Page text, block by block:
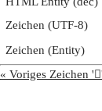
Zeichen (UTF-8)
Zeichen (Entity)
« Voriges Zeichen